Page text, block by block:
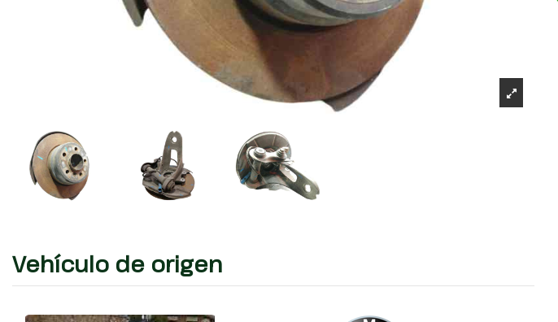
Vehículo de origen